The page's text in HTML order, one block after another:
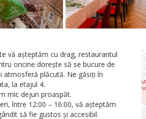
vă așteptăm cu drag, restaurantul
oricine dorește să se bucure de
atmosferă plăcută. Ne găsiți în
la etajul 4.
mic dejun proaspăt.
între 12:00 – 16:00, vă așteptăm
să fie gustos și accesibil.